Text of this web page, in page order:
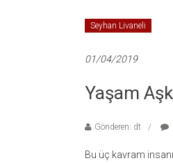
Seyhan Livaneli
01/04/2019
Yaşam
Gönderen: dt
Bu üç kavram